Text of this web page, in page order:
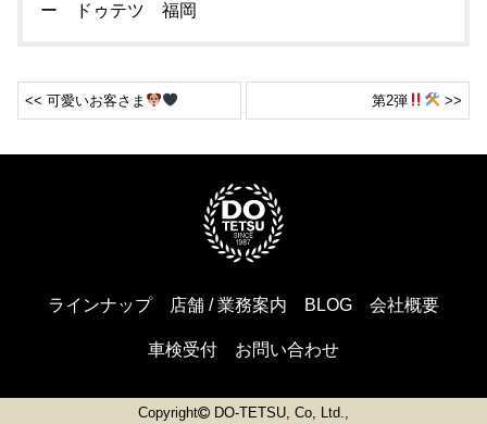
ー
ドゥテツ 福岡
<< 可愛いお客さま 第2弾 >>
ラインナップ 店舗 / 業務案内 BLOG 会社概要
車検受付 お問い合わせ
Copyright DO-TETSU, Co, Ltd.,